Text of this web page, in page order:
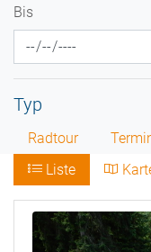
Bis
Typ
Radtour
Liste